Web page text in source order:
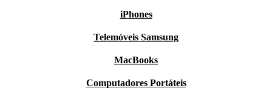
iPhones
Telemóveis Samsung
MacBooks
Computadores Portáteis